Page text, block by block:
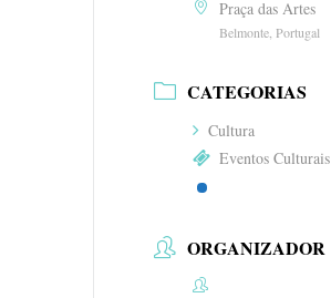
Praça das Artes
Belmonte, Portugal
CATEGORIAS
Cultura
Eventos Culturais
ORGANIZADOR